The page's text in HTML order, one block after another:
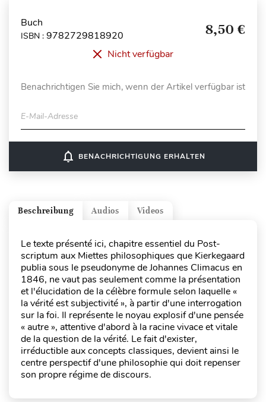
Buch
ISBN : 9782729818920 8,50 €
Nicht verfügbar
Benachrichtigen Sie mich, wenn der Artikel verfügbar ist
E-Mail-Adresse
notifications_none BENACHRICHTIGUNG ERHALTEN
Videos
Audios
Beschreibung
Le texte présenté ici, chapitre essentiel du Post-
scriptum aux Miettes philosophiques que Kierkegaard
publia sous le pseudonyme de Johannes Climacus en
1846, ne vaut pas seulement comme la présentation
et l'élucidation de la célèbre formule selon laquelle «
la vérité est subjectivité », à partir d'une interrogation
sur la foi. Il représente le noyau explosif d'une pensée
« autre », attentive d'abord à la racine vivace et vitale
de la question de la vérité. Le fait d'exister,
irréductible aux concepts classiques, devient ainsi le
centre perspectif d'une philosophie qui doit repenser
son propre régime de discours.